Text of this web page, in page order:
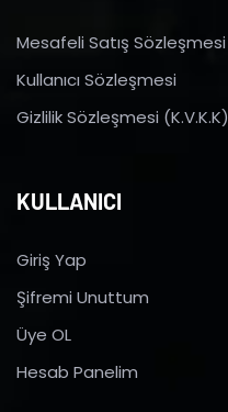
Mesafeli Satış Sözleşmesi
Kullanıcı Sözleşmesi
Gizlilik Sözleşmesi (K.V.K.K)
KULLANICI
Giriş Yap
Şifremi Unuttum
Üye OL
Hesab Panelim